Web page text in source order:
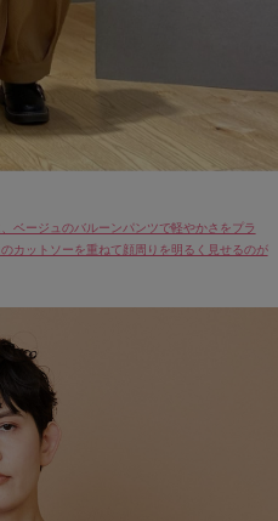
ベージュのバルーンパンツで軽やかさをプラ
カットソーを重ねて顔周りを明るく見せるのが